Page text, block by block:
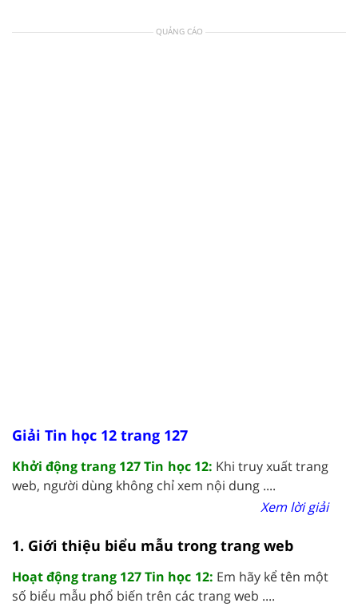
QUẢNG CÁO
Giải Tin học 12 trang 127
Khởi động trang 127 Tin học 12: Khi truy xuất trang
web, người dùng không chỉ xem nội dung ....
Xem lời giải
1. Giới thiệu biểu mẫu trong trang web
Hoạt động trang 127 Tin học 12: Em hãy kể tên một
số biểu mẫu phổ biến trên các trang web ....